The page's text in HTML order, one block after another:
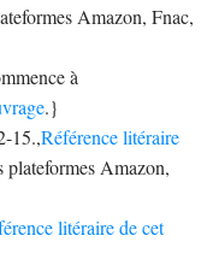
Amazon, Fnac,
à
.}
15.,Référence litéraire
plateformes Amazon,
litéraire de cet